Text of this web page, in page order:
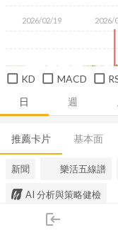
login
日 週
2026/02/19 2026/
KD MACD
推薦卡片 基本面
新聞 樂活五線譜
AI 分析與策略健檢